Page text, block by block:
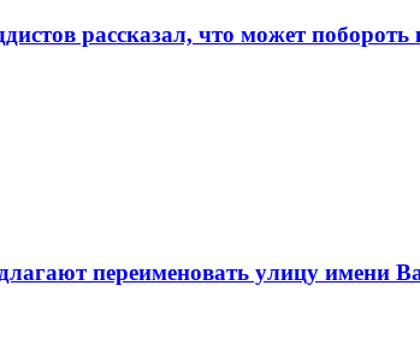
рассказал, что может побороть
переименовать улицу имени